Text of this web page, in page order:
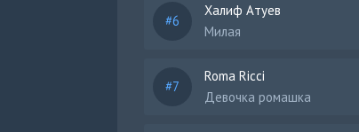
Халиф Атуев
Милая
Roma Ricci
Девочка ромашка